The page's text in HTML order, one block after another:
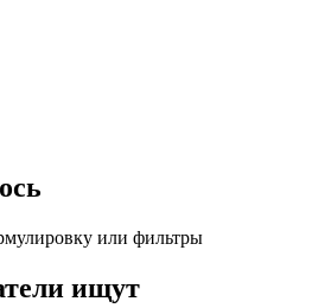
или фильтры
ищут